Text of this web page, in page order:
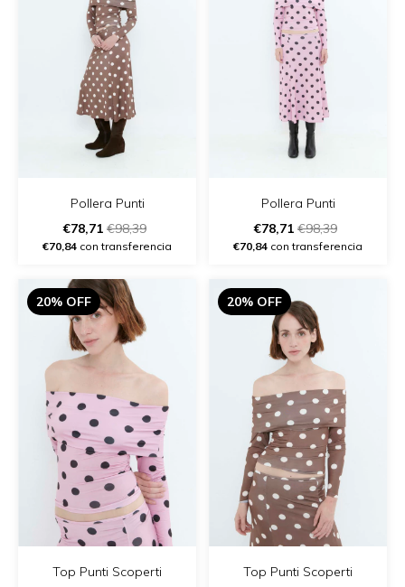
Pollera Punti
€78,71 €98,39
€70,84 con transferencia
Pollera Punti
€78,71 €98,39
€70,84 con transferencia
20% OFF
Top Punti Scoperti
20% OFF
Top Punti Scoperti